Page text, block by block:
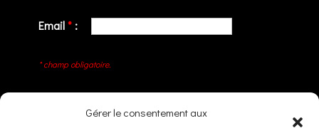
Gérer le consentement aux
Email* :
* champ obligatoire.